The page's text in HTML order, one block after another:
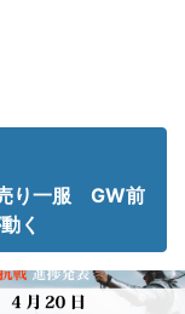
り一服 GW前
く